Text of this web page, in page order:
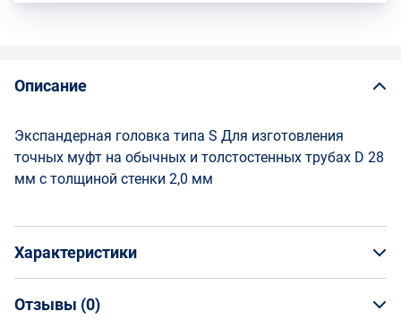
Описание
Экспандерная головка типа S Для изготовления
точных муфт на обычных и толстостенных трубах D 28
мм с толщиной стенки 2,0 мм
Характеристики
Общая информация
Отзывы (0)